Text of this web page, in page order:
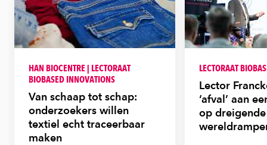
HAN BIOCENTRE | LECTORAAT
BIOBASED INNOVATIONS
Van schaap tot schap:
onderzoekers willen
textiel echt traceerbaar
maken
LECTORAAT
Lector
‘afval’ aan
op dreigende